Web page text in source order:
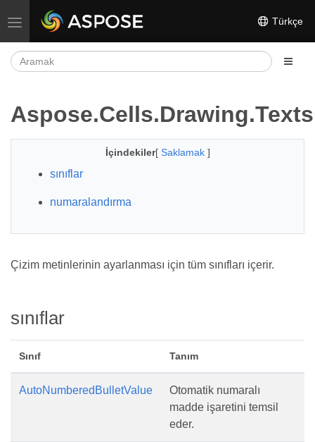
Gezinmeyi aç/kapat Türkçe
Aspose.Cells.Drawing.Texts
İçindekiler[ Saklamak ]
sınıflar
numaralandırma
Çizim metinlerinin ayarlanması için tüm sınıfları içerir.
sınıflar
Sınıf Tanım
AutoNumberedBulletValue
Otomatik numaralı
madde işaretini temsil
eder.